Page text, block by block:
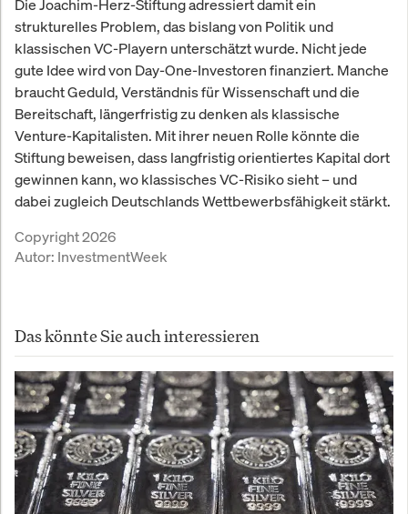
Die Joachim-Herz-Stiftung adressiert damit ein
strukturelles Problem, das bislang von Politik und
klassischen VC-Playern unterschätzt wurde. Nicht jede
gute Idee wird von Day-One-Investoren finanziert. Manche
braucht Geduld, Verständnis für Wissenschaft und die
Bereitschaft, längerfristig zu denken als klassische
Venture-Kapitalisten. Mit ihrer neuen Rolle könnte die
Stiftung beweisen, dass langfristig orientiertes Kapital dort
gewinnen kann, wo klassisches VC-Risiko sieht – und
dabei zugleich Deutschlands Wettbewerbsfähigkeit stärkt.
Copyright 2026
Autor: InvestmentWeek
Das könnte Sie auch interessieren